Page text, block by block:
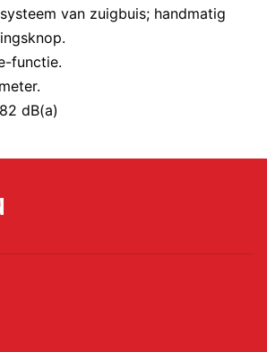
van zuigbuis; handmatig
functie.
dB(a)